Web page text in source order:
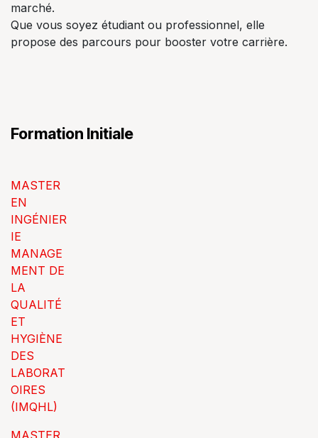
marché.
Que vous soyez étudiant ou professionnel, elle
propose des parcours pour booster votre carrière.
Formation Initiale
MASTER
EN
INGÉNIER
IE
MANAGE
MENT DE
LA
QUALITÉ
ET
HYGIÈNE
DES
LABORAT
OIRES
(IMQHL)
MASTER